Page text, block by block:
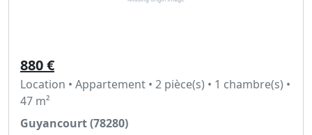
880 €
Location • Appartement • 2 pièce(s) • 1 chambre(s) •
47 m²
Guyancourt (78280)